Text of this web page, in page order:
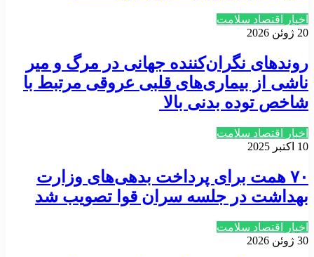
اخبار اقتصاد سلامت
20 ژوئن 2026
روندهای نگران‌کننده جهانی در مرگ و میر
ناشی از بیماری‌های قلبی عروقی مرتبط با
شاخص توده بدنی بالا
اخبار اقتصاد سلامت
10 اکتبر 2025
۷۰ همت برای پرداخت بدهی‌های وزارت
بهداشت در جلسه سران قوا تصویب شد
اخبار اقتصاد سلامت
30 ژوئن 2026